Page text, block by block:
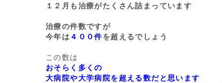
１２月も治療がたくさん詰まっています
治療の件数ですが
今年は ４００件を超えるでしょう
この数は
おそらく多くの
大病院や大学病院を超える数だと思います